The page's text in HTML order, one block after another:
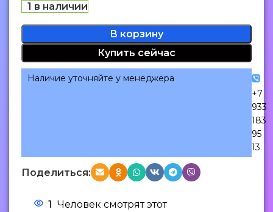
1 в наличии
В корзину
Купить сейчас
Наличие уточняйте у менеджера
+7
933
183
95
13
Поделиться:
1
Человек смотрят этот